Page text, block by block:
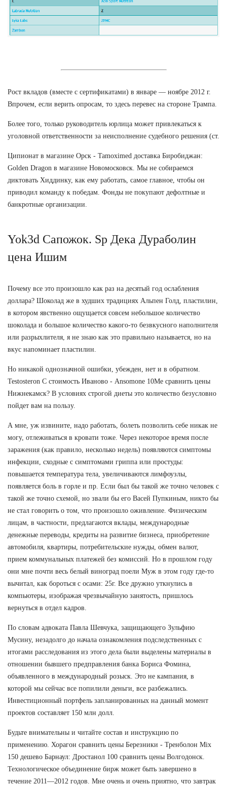
Рост вкладов (вместе с сертификатами) в январе — ноябре 2012 г.
Впрочем, если верить опросам, то здесь перевес на стороне Трампа.
Более того, только руководитель юрлица может привлекаться к
уголовной ответственности за неисполнение судебного решения (ст.
Ципионат в магазине Орск - Tamoximed доставка Биробиджан:
Golden Dragon в магазине Новомосковск. Мы не собираемся
диктовать Хиддинку, как ему работать, самое главное, чтобы он
приводил команду к победам. Фонды не покупают дефолтные и
банкротные организации.
Yok3d Сапожок. Sp Дека Дураболин
цена Ишим
Почему все это произошло как раз на десятый год ослабления
доллара? Шоколад же в худших традициях Альпен Голд, пластилин,
в котором явственно ощущается совсем небольшое количество
шоколада и большое количество какого-то безвкусного наполнителя
или разрыхлителя, я не знаю как это правильно называется, но на
вкус напоминает пластилин.
Но никакой однозначной ошибки, убежден, нет и в обратном.
Testosteron C стоимость Иваново - Ansomone 10Me сравнить цены
Нижнекамск? В условиях строгой диеты это количество безусловно
пойдет вам на пользу.
А мне, уж извините, надо работать, болеть позволить себе никак не
могу, отлеживаться в кровати тоже. Через некоторое время после
заражения (как правило, несколько недель) появляются симптомы
инфекции, сходные с симптомами гриппа или простуды:
повышается температура тела, увеличиваются лимфоузлы,
появляется боль в горле и пр. Если был бы такой же точно человек с
такой же точно схемой, но звали бы его Васей Пупкиным, никто бы
не стал говорить о том, что произошло оживление. Физическим
лицам, в частности, предлагаются вклады, международные
денежные переводы, кредиты на развитие бизнеса, приобретение
автомобиля, квартиры, потребительские нужды, обмен валют,
прием коммунальных платежей без комиссий. Но в прошлом году
они мне почти весь белый виноград поели Муж в этом году где-то
вычитал, как бороться с осами: 25г. Все дружно уткнулись в
компьютеры, изображая чрезвычайную занятость, пришлось
вернуться в отдел кадров.
По словам адвоката Павла Шевчука, защищающего Зульфию
Мусину, незадолго до начала ознакомления подследственных с
итогами расследования из этого дела были выделены материалы в
отношении бывшего предправления банка Бориса Фомина,
объявленного в международный розыск. Это не кампания, в
которой мы сейчас все попилили деньги, все разбежались.
Инвестиционный портфель запланированных на данный момент
проектов составляет 150 млн долл.
Будьте внимательны и читайте состав и инструкцию по
применению. Хорагон сравнить цены Березники - Тренболон Mix
150 дешево Барнаул: Дростанол 100 сравнить цены Волгодонск.
Технологическое объединение бирж может быть завершено в
течение 2011—2012 годов. Мне очень и очень приятно, что завтрак